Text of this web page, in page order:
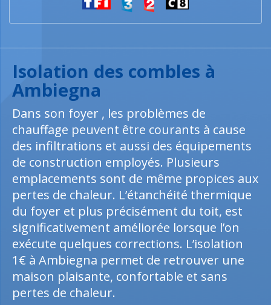
Isolation des combles à
Ambiegna
Dans son foyer , les problèmes de
chauffage peuvent être courants à cause
des infiltrations et aussi des équipements
de construction employés. Plusieurs
emplacements sont de même propices aux
pertes de chaleur. L’étanchéité thermique
du foyer et plus précisément du toit, est
significativement améliorée lorsque l’on
exécute quelques corrections. L’isolation
1€ à Ambiegna permet de retrouver une
maison plaisante, confortable et sans
pertes de chaleur.